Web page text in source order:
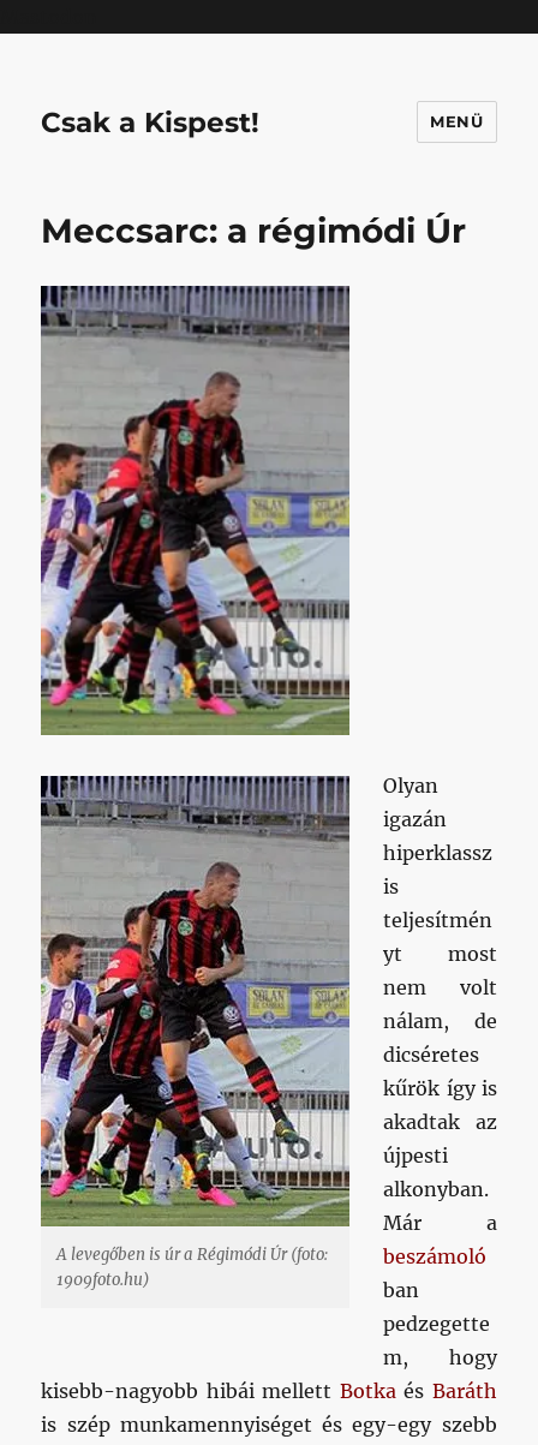
Csak a Kispest! MENÜ
Meccsarc: a régimódi Úr
A levegőben is úr a Régimódi Úr (foto:
1909foto.hu)
Olyan
igazán
hiperklassz
is
teljesítmén
yt most
nem volt
nálam, de
dicséretes
kűrök így is
akadtak az
újpesti
alkonyban.
Már a
beszámoló
ban
pedzegette
m, hogy
kisebb-nagyobb hibái mellett Botkaés Baráth
is szép munkamennyiséget és egy-egy szebb